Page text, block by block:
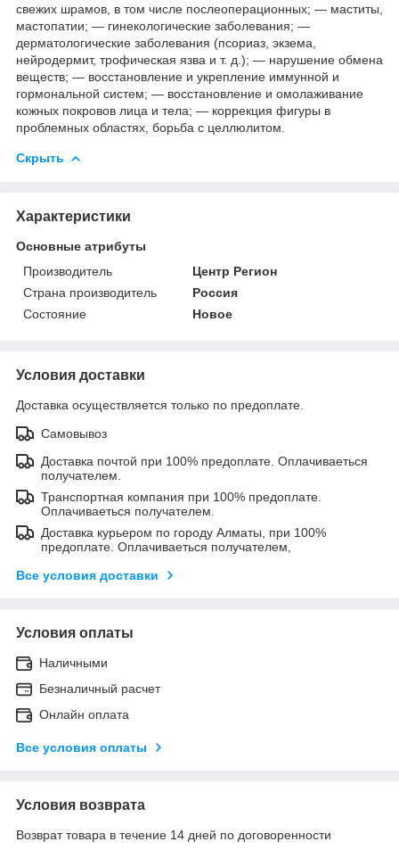
свежих шрамов, в том числе послеоперационных; — маститы,
мастопатии; — гинекологические заболевания; —
дерматологические заболевания (псориаз, экзема,
нейродермит, трофическая язва и т. д.); — нарушение обмена
веществ; — восстановление и укрепление иммунной и
гормональной систем; — восстановление и омолаживание
кожных покровов лица и тела; — коррекция фигуры в
проблемных областях, борьба с целлюлитом.
Скрыть
Характеристики
Основные атрибуты
Производитель
Центр Регион
Страна производитель
Россия
Состояние
Новое
Условия доставки
Доставка осуществляется только по предоплате.
Самовывоз
Доставка почтой при 100% предоплате. Оплачиваеться
получателем.
Транспортная компания при 100% предоплате.
Оплачиваеться получателем.
Доставка курьером по городу Алматы, при 100%
предоплате. Оплачиваеться получателем,
Все условия доставки
Условия оплаты
Наличными
Безналичный расчет
Онлайн оплата
Все условия оплаты
Условия возврата
Возврат товара в течение 14 дней по договоренности